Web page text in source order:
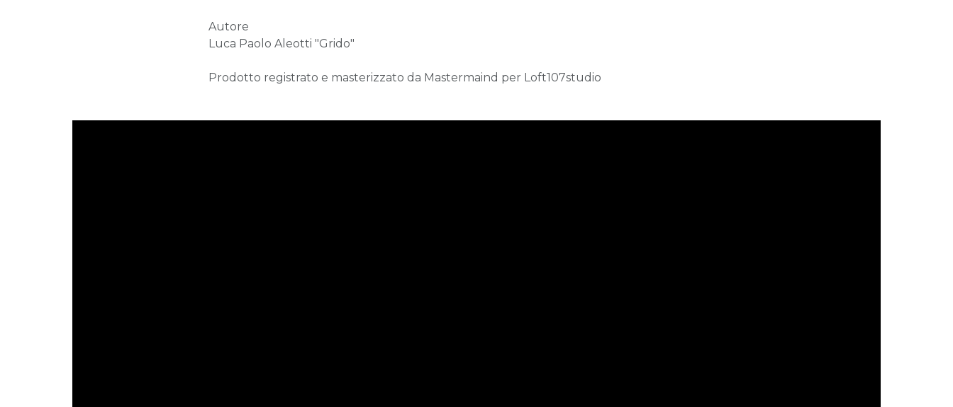
Autore
Luca Paolo Aleotti "Grido"
Prodotto registrato e masterizzato da Mastermaind per Loft107studio